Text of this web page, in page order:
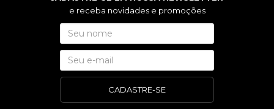
e receba novidades e promoções
CADASTRE-SE